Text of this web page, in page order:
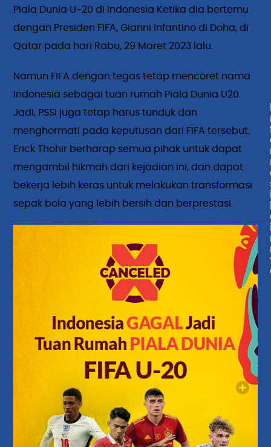
Piala Dunia U-20 di Indonesia Ketika dia bertemu
dengan Presiden FIFA, Gianni Infantino di Doha, di
Qatar pada hari Rabu, 29 Maret 2023 lalu.
Namun FIFA dengan tegas tetap mencoret nama
Indonesia sebagai tuan rumah Piala Dunia U20.
Jadi, PSSI juga tetap harus tunduk dan
menghormati pada keputusan dari FIFA tersebut.
Erick Thohir berharap semua pihak untuk dapat
mengambil hikmah dari kejadian ini, dan dapat
bekerja lebih keras untuk melakukan transformasi
sepak bola yang lebih bersih dan berprestasi.